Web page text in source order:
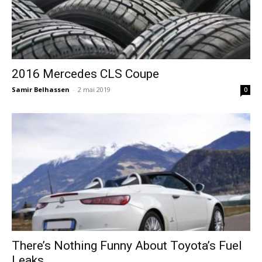
2016 Mercedes CLS Coupe
Samir Belhassen - 2 mai 2019 0
There’s Nothing Funny About Toyota’s Fuel